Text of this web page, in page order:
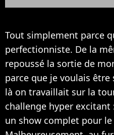
Tout simplement parce
perfectionniste. De la
repoussé la sortie de
parce que je voulais
là on travaillait sur la
challenge hyper
un show complet pour